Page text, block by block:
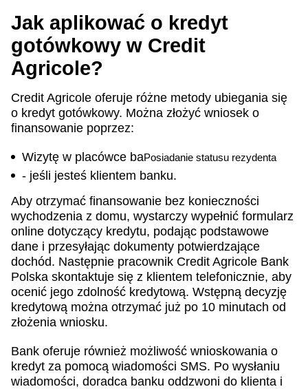
Jak aplikować o kredyt
gotówkowy w Credit
Agricole?
Credit Agricole oferuje różne metody ubiegania się
o kredyt gotówkowy. Można złożyć wniosek o
finansowanie poprzez:
Wizytę w placówce baPosiadanie statusu rezydenta
- jeśli jesteś klientem banku.
Aby otrzymać finansowanie bez konieczności
wychodzenia z domu, wystarczy wypełnić formularz
online dotyczący kredytu, podając podstawowe
dane i przesyłając dokumenty potwierdzające
dochód. Następnie pracownik Credit Agricole Bank
Polska skontaktuje się z klientem telefonicznie, aby
ocenić jego zdolność kredytową. Wstępną decyzję
kredytową można otrzymać już po 10 minutach od
złożenia wniosku.
Bank oferuje również możliwość wnioskowania o
kredyt za pomocą wiadomości SMS. Po wysłaniu
wiadomości, doradca banku oddzwoni do klienta i